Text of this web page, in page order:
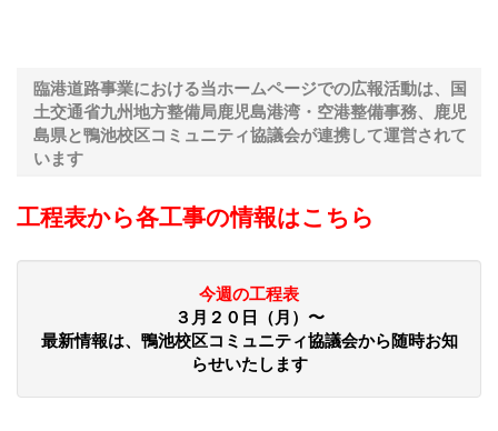
臨港道路事業における当ホームページでの広報活動は、国
土交通省九州地方整備局鹿児島港湾・空港整備事務、鹿児
島県と鴨池校区コミュニティ協議会が連携して運営されて
います
工程表から各工事の情報はこちら
今週の工程表
３月２０日（月）〜
最新情報は、鴨池校区コミュニティ協議会から随時お知
らせいたします